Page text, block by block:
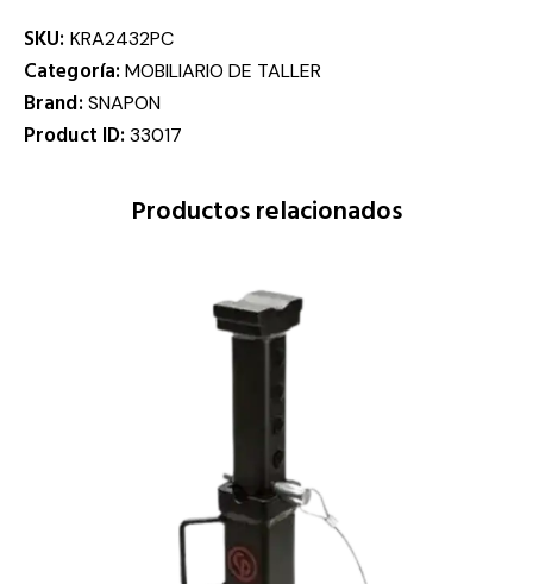
SKU: KRA2432PC
Categoría:MOBILIARIO DE TALLER
Brand: SNAPON
Product ID:33017
Productos relacionados